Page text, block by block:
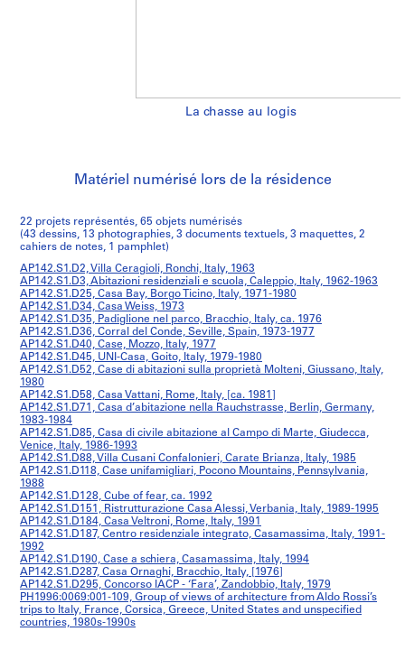
La chasse au logis
Matériel numérisé lors de la résidence
22 projets représentés, 65 objets numérisés
(43 dessins, 13 photographies, 3 documents textuels, 3 maquettes, 2
cahiers de notes, 1 pamphlet)
AP142.S1.D2, Villa Ceragioli, Ronchi, Italy, 1963
AP142.S1.D3, Abitazioni residenziali e scuola, Caleppio, Italy, 1962-1963
AP142.S1.D25, Casa Bay, Borgo Ticino, Italy, 1971-1980
AP142.S1.D34, Casa Weiss, 1973
AP142.S1.D35, Padiglione nel parco, Bracchio, Italy, ca. 1976
AP142.S1.D36, Corral del Conde, Seville, Spain, 1973-1977
AP142.S1.D40, Case, Mozzo, Italy, 1977
AP142.S1.D45, UNI-Casa, Goito, Italy, 1979-1980
AP142.S1.D52, Case di abitazioni sulla proprietà Molteni, Giussano, Italy,
1980
AP142.S1.D58, Casa Vattani, Rome, Italy, [ca. 1981]
AP142.S1.D71, Casa d’abitazione nella Rauchstrasse, Berlin, Germany,
1983-1984
AP142.S1.D85, Casa di civile abitazione al Campo di Marte, Giudecca,
Venice, Italy, 1986-1993
AP142.S1.D88, Villa Cusani Confalonieri, Carate Brianza, Italy, 1985
AP142.S1.D118, Case unifamigliari, Pocono Mountains, Pennsylvania,
1988
AP142.S1.D128, Cube of fear, ca. 1992
AP142.S1.D151, Ristrutturazione Casa Alessi, Verbania, Italy, 1989-1995
AP142.S1.D184, Casa Veltroni, Rome, Italy, 1991
AP142.S1.D187, Centro residenziale integrato, Casamassima, Italy, 1991-
1992
AP142.S1.D190, Case a schiera, Casamassima, Italy, 1994
AP142.S1.D287, Casa Ornaghi, Bracchio, Italy, [1976]
AP142.S1.D295, Concorso IACP - ‘Fara’, Zandobbio, Italy, 1979
PH1996:0069:001-109, Group of views of architecture from Aldo Rossi’s
trips to Italy, France, Corsica, Greece, United States and unspecified
countries, 1980s-1990s